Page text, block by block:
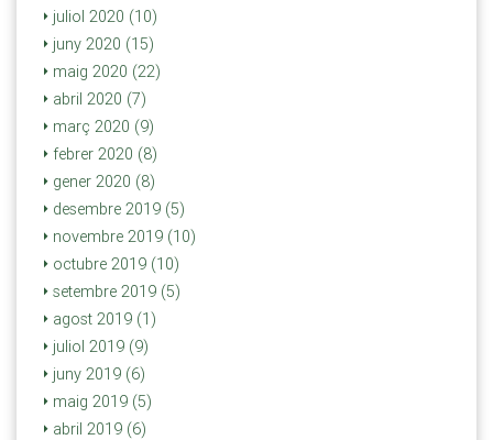
juliol 2020 (10)
juny 2020 (15)
maig 2020 (22)
abril 2020 (7)
març 2020 (9)
febrer 2020 (8)
gener 2020 (8)
desembre 2019 (5)
novembre 2019 (10)
octubre 2019 (10)
setembre 2019 (5)
agost 2019 (1)
juliol 2019 (9)
juny 2019 (6)
maig 2019 (5)
abril 2019 (6)